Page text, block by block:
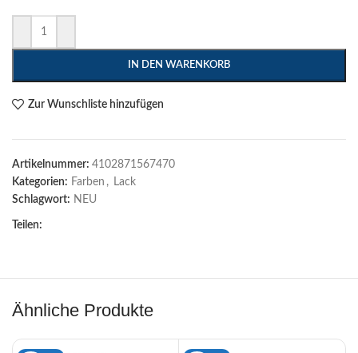
IN DEN WARENKORB
Zur Wunschliste hinzufügen
Artikelnummer: 4102871567470
Kategorien: Farben , Lack
Schlagwort: NEU
Teilen:
Ähnliche Produkte